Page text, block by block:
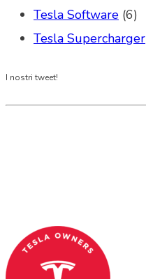
Tesla Software (6)
Tesla Supercharger
I nostri tweet!